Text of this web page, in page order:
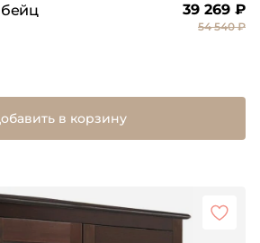
39 269 ₽
54 540 ₽
в корзину